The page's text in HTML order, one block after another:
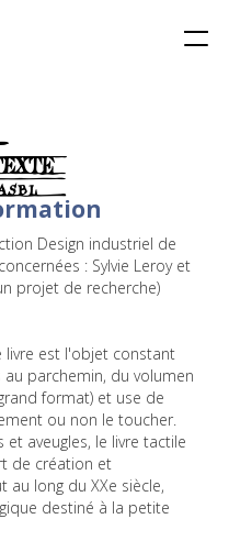
Design industriel de
: Sylvie Leroy et
projet de recherche)
livre est l'objet constant
parchemin, du volumen
format) et use de
ou non le toucher.
aveugles, le livre tactile
de création et
long du XXe siècle,
destiné à la petite